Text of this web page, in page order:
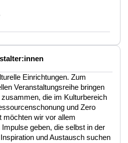
Einrichtungen. Zum
Veranstaltungsreihe bringen
die im Kulturbereich
und Zero
möchten wir vor allem
geben, die selbst in der
und Austausch suchen